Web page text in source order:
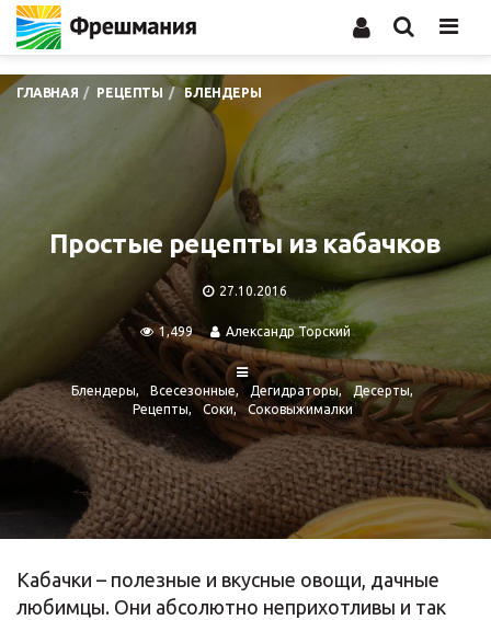
ГЛАВНАЯ РЕЦЕПТЫ БЛЕНДЕРЫ
Простые рецепты из кабачков
27.10.2016
1,499 Александр Торский
Блендеры Всесезонные Дегидраторы
Десерты
Рецепты
Соки Соковыжималки
Кабачки – полезные и вкусные овощи, дачные
любимцы. Они абсолютно неприхотливы и так